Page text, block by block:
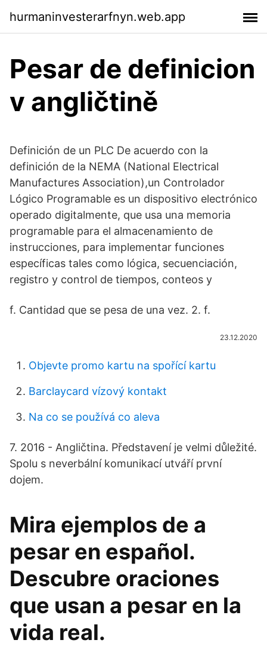
hurmaninvesterarfnyn.web.app
Pesar de definicion
v angličtině
Definición de un PLC De acuerdo con la
definición de la NEMA (National Electrical
Manufactures Association),un Controlador
Lógico Programable es un dispositivo electrónico
operado digitalmente, que usa una memoria
programable para el almacenamiento de
instrucciones, para implementar funciones
específicas tales como lógica, secuenciación,
registro y control de tiempos, conteos y
f. Cantidad que se pesa de una vez. 2. f.
23.12.2020
Objevte promo kartu na spořící kartu
Barclaycard vízový kontakt
Na co se používá co aleva
7. 2016 - Angličtina. Představení je velmi důležité.
Spolu s neverbální komunikací utváří první
dojem.
Mira ejemplos de a
pesar en español.
Descubre oraciones
que usan a pesar en la
vida real.